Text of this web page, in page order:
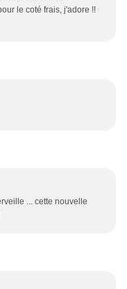
le coté frais, j'adore !!
... cette nouvelle